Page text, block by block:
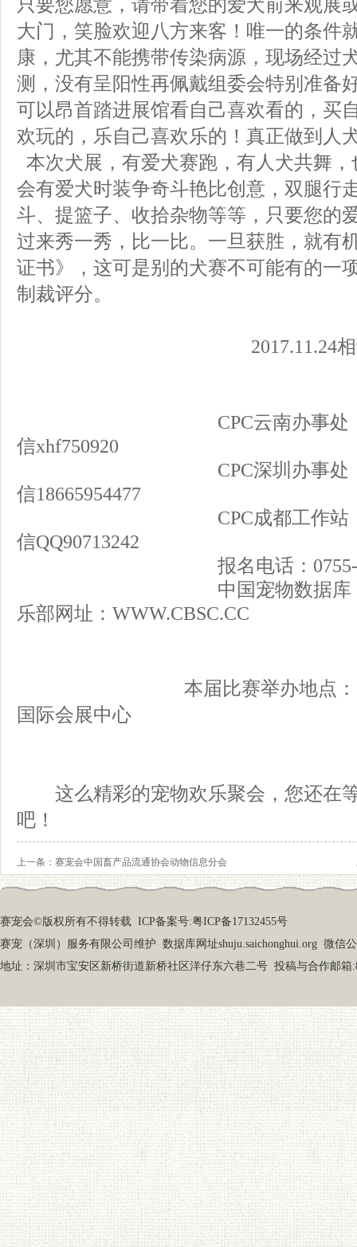
只要您愿意，请带着您的爱犬前来观展
大门，笑脸欢迎八方来客！唯一的条件
康，尤其不能携带传染病源，现场经过
测，没有呈阳性再佩戴组委会特别准备
可以昂首踏进展馆看自己喜欢看的，买
欢玩的，乐自己喜欢乐的！真正做到人
本次犬展，有爱犬赛跑，有人犬共舞
会有爱犬时装争奇斗艳比创意，双腿行
斗、提篮子、收拾杂物等等，只要您的
过来秀一秀，比一比。一旦获胜，就有
证书》，这可是别的犬赛不可能有的一
制裁评分。
2017.11.24相约
CPC云南办事处：
信xhf750920
CPC深圳办事处：
信18665954477
CPC成都工作站：
信QQ90713242
报名电话：0755-
中国宠物数据库
乐部网址： WWW.CBSC.CC
本届比赛举办地点：中国,
国际会展中心
这么精彩的宠物欢乐聚会，您还在
吧！
上一条： 赛宠会中国畜产品流通协会动物信息分会
赛宠会©版权所有不得转载 ICP备案号:粤ICP备17132455号
赛宠（深圳）服务有限公司维护 数据库网址shuju.saichonghui.org 微信公
地址：深圳市宝安区新桥街道新桥社区洋仔东六巷二号 投稿与合作邮箱